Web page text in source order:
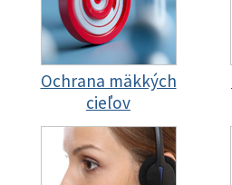
Ochrana mäkkých
cieľov